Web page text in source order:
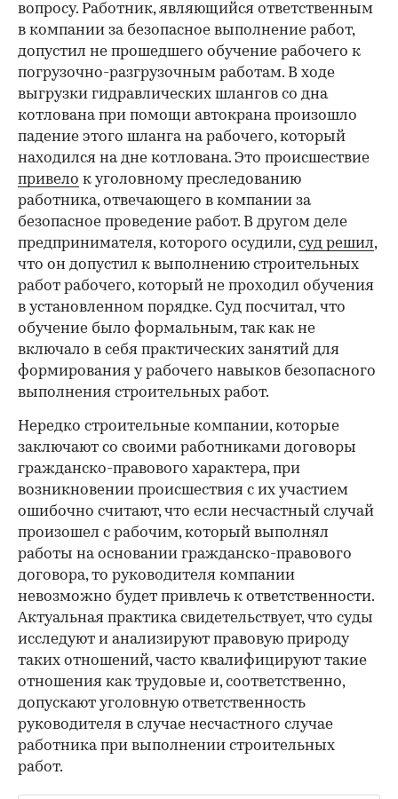
вопросу. Работник, являющийся ответственным
в компании за безопасное выполнение работ,
допустил не прошедшего обучение рабочего к
погрузочно-разгрузочным работам. В ходе
выгрузки гидравлических шлангов со дна
котлована при помощи автокрана произошло
падение этого шланга на рабочего, который
находился на дне котлована. Это происшествие
привело к уголовному преследованию
работника, отвечающего в компании за
безопасное проведение работ. В другом деле
предпринимателя, которого осудили,суд решил,
что он допустил к выполнению строительных
работ рабочего, который не проходил обучения
в установленном порядке. Суд посчитал, что
обучение было формальным, так как не
включало в себя практических занятий для
формирования у рабочего навыков безопасного
выполнения строительных работ.
Нередко строительные компании, которые
заключают со своими работниками договоры
гражданско-правового характера, при
возникновении происшествия с их участием
ошибочно считают, что если несчастный случай
произошел с рабочим, который выполнял
работы на основании гражданско-правового
договора, то руководителя компании
невозможно будет привлечь к ответственности.
Актуальная практика свидетельствует, что суды
исследуют и анализируют правовую природу
таких отношений, часто квалифицируют такие
отношения как трудовые и, соответственно,
допускают уголовную ответственность
руководителя в случае несчастного случае
работника при выполнении строительных
работ.